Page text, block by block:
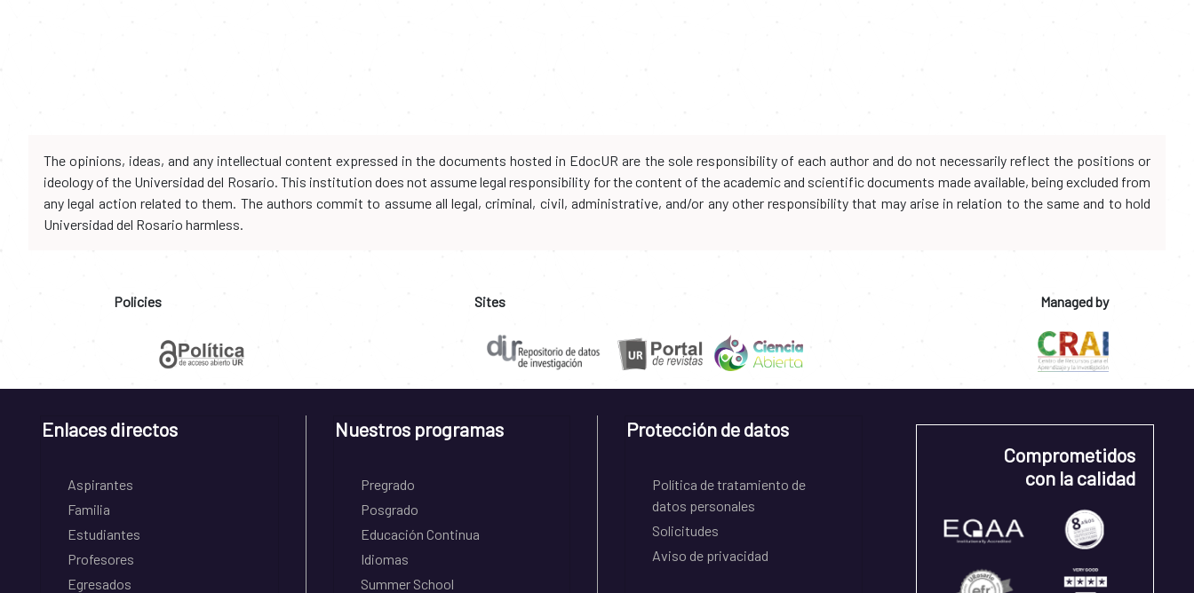
The opinions, ideas, and any intellectual content expressed in the documents hosted in EdocUR are the sole responsibility of each author and do not necessarily reflect the positions or
ideology of the Universidad del Rosario. This institution does not assume legal responsibility for the content of the academic and scientific documents made available, being excluded from
any legal action related to them. The authors commit to assume all legal, criminal, civil, administrative, and/or any other responsibility that may arise in relation to the same and to hold
Universidad del Rosario harmless.
Policies Sites Managed by
Enlaces directos
Aspirantes
Familia
Estudiantes
Profesores
Egresados
Nuestros programas
Pregrado
Posgrado
Educación Continua
Idiomas
Summer School
Protección de datos
Política de tratamiento de
datos personales
Solicitudes
Aviso de privacidad
Comprometidos
con la calidad